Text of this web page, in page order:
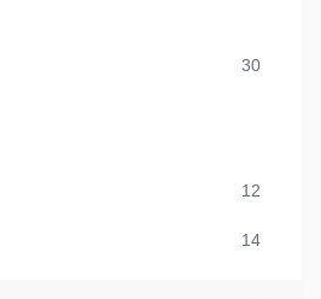
30
12
14